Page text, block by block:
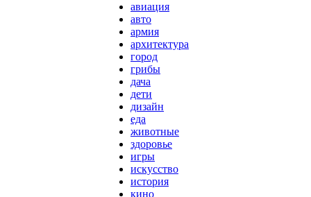
авиация
авто
армия
архитектура
город
грибы
дача
дети
дизайн
еда
животные
здоровье
игры
искусство
история
кино